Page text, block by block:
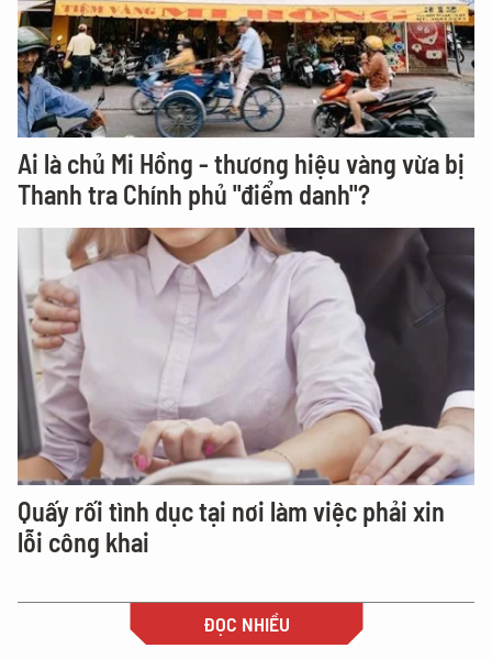
Ai là chủ Mi Hồng - thương hiệu vàng vừa bị
Thanh tra Chính phủ "điểm danh"?
Quấy rối tình dục tại nơi làm việc phải xin
lỗi công khai
ĐỌC NHIỀU